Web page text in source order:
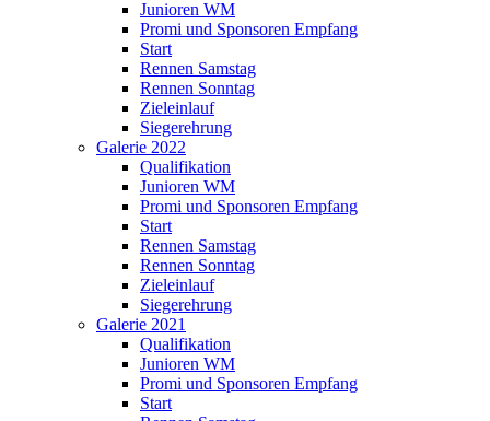
Junioren WM
Promi und Sponsoren Empfang
Start
Rennen Samstag
Rennen Sonntag
Zieleinlauf
Siegerehrung
Galerie 2022
Qualifikation
Junioren WM
Promi und Sponsoren Empfang
Start
Rennen Samstag
Rennen Sonntag
Zieleinlauf
Siegerehrung
Galerie 2021
Qualifikation
Junioren WM
Promi und Sponsoren Empfang
Start